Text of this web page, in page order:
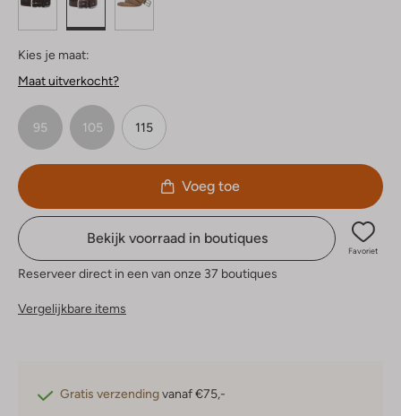
Kies je maat:
Maat uitverkocht?
95 105 115
Voeg toe
Bekijk voorraad in boutiques
Favoriet
Reserveer direct in een van onze 37 boutiques
Vergelijkbare items
Gratis verzendingvanaf €75,-